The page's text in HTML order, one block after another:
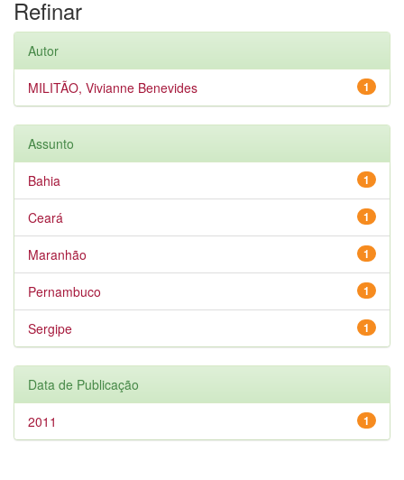
Refinar
Autor
1
MILITÃO, Vivianne Benevides
Assunto
1
Bahia
1
Ceará
1
Maranhão
1
Pernambuco
1
Sergipe
Data de Publicação
1
2011